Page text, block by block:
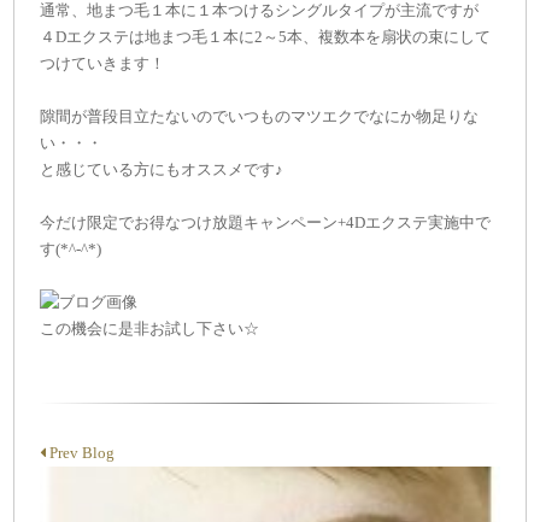
通常、地まつ毛１本に１本つけるシングルタイプが主流ですが
４Dエクステは地まつ毛１本に2～5本、複数本を扇状の束にして
つけていきます！
隙間が普段目立たないのでいつものマツエクでなにか物足りな
い・・・
と感じている方にもオススメです♪
今だけ限定でお得なつけ放題キャンペーン+4Dエクステ実施中で
す(*^-^*)
この機会に是非お試し下さい☆
Prev Blog